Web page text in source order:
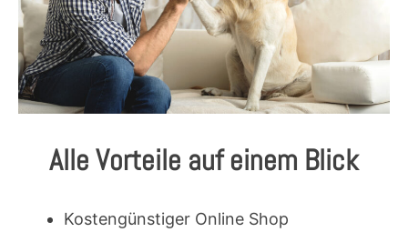
Alle Vorteile auf einem Blick
Kostengünstiger Online Shop